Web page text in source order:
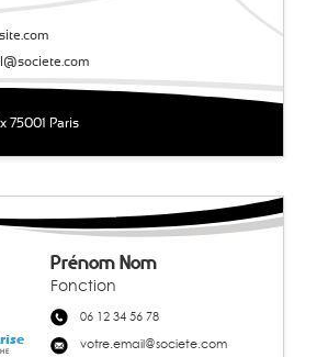
75001 Paris
06 12 34 56 78
votre.email@societe.com
Fonction
Prénom Nom